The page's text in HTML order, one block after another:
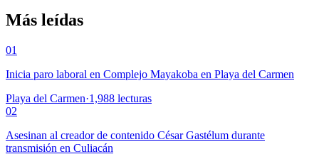
Más leídas
01
Inicia paro laboral en Complejo Mayakoba en Playa del Carmen
Playa del Carmen·1,988 lecturas
02
Asesinan al creador de contenido César Gastélum durante
transmisión en Culiacán